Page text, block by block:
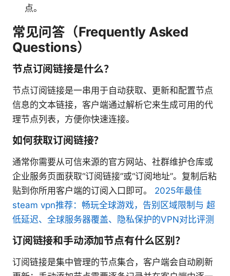
点。
常见问答（Frequently Asked
Questions）
节点订阅链接是什么？
节点订阅链接是一串用于自动获取、更新和配置节点
信息的文本链接，客户端通过解析它来生成可用的代
理节点列表，方便你快速连接。
如何获取订阅链接？
通常你需要从可信来源的官方网站、社群维护仓库或
企业服务页面获取“订阅链接”或“订阅地址”。复制后粘
贴到你所用客户端的订阅入口即可。 2025年最佳
steam vpn推荐：畅玩全球游戏，告别区域限制与 超
低延迟、全球服务器覆盖、隐私保护的VPN对比评测
订阅链接和手动添加节点有什么区别？
订阅链接是集中管理的节点集合，客户端会自动刷新